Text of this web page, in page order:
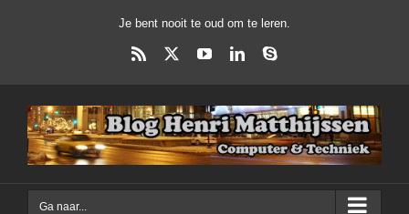
Je bent nooit te oud om te leren.
Rss YouTubeLinkedInSkype
Ga naar...